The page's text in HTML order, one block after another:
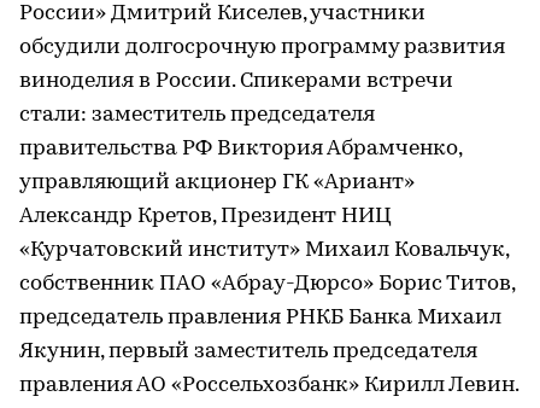
России» Дмитрий Киселев, участники
обсудили долгосрочную программу развития
виноделия в России. Спикерами встречи
стали: заместитель председателя
правительства РФ Виктория Абрамченко,
управляющий акционер ГК «Ариант»
Александр Кретов, Президент НИЦ
«Курчатовский институт» Михаил Ковальчук,
собственник ПАО «Абрау-Дюрсо» Борис Титов,
председатель правления РНКБ Банка Михаил
Якунин, первый заместитель председателя
правления АО «Россельхозбанк» Кирилл Левин.